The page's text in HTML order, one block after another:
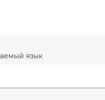
язык